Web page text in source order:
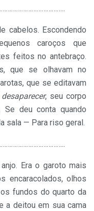
..
cabelos. Escondendo
caroços que
feitos no antebraço.
que se olhavam no
que se editavam
desaparecer, seu corpo
deu conta quando
sala — Para riso geral.
..
Era o garoto mais
encaracolados, olhos
fundos do quarto da
a deitou em sua cama